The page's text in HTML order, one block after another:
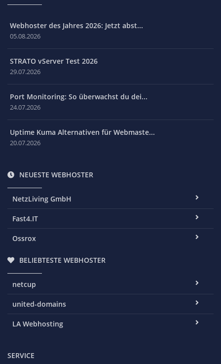
Webhoster des Jahres 2026: Jetzt abst...
05.08.2026
STRATO vServer Test 2026
29.07.2026
Port Monitoring: So überwachst du dei...
24.07.2026
Uptime Kuma Alternativen für Webmaste...
20.07.2026
NEUESTE WEBHOSTER
NetzLiving GmbH
Fast4.IT
Ossrox
BELIEBTESTE WEBHOSTER
netcup
united-domains
LA Webhosting
SERVICE